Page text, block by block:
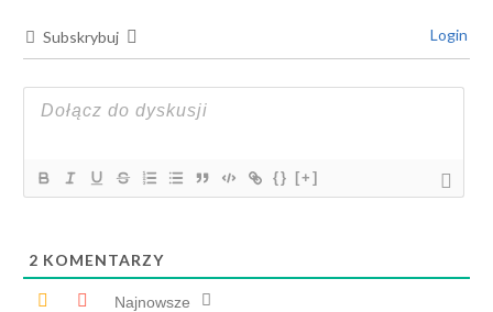
Subskrybuj Login
{} [+]
2 KOMENTARZY
Najnowsze